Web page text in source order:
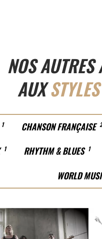
NOS AUTRES
AUX
1 CHANSON FRANÇAISE 2
1 RHYTHM & BLUES 1
WORLD